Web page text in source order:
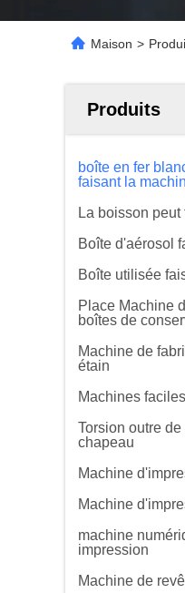
Maison >
Produits
boîte en fer
faisant la
La boisson
Boîte d'aérosol
Boîte utilisée
Place Machine
boîtes de
Machine de
étain
Machines
Torsion outre
chapeau
Machine
Machine
machine
impression
Machine de